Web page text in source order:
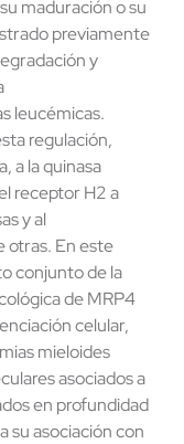
maduración o su
previamente
y
leucémicas.
regulación,
a la quinasa
receptor H2 a
y al
otras. En este
conjunto de la
de MRP4
celular,
mieloides
asociados a
en profundidad
su asociación con